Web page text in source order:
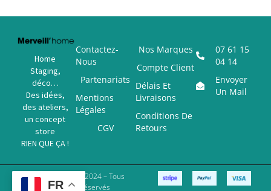
Home
Staging,
déco…
Des idées,
des ateliers,
un concept
store
RIEN QUE ÇA !
Contactez-
Nous
Partenariats
Mentions
Légales
CGV
Nos Marques
Compte Client
Délais Et
Livraisons
Conditions De
Retours
07 61 15
04 14
Envoyer
Un Mail
Copyright © 2024 – Tous
Droits Réservés
FR